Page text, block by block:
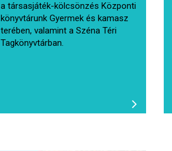
a társasjáték-kölcsönzés Központi
könyvtárunk Gyermek és kamasz
terében, valamint a Széna Téri
Tagkönyvtárban.